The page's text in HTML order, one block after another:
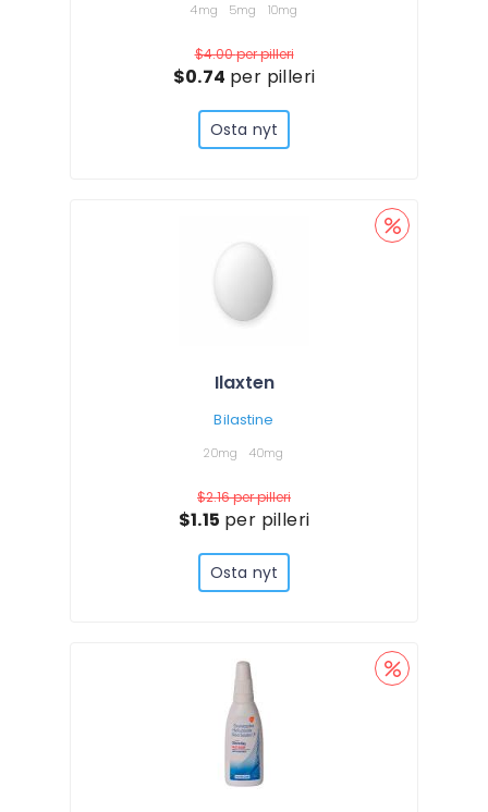
4mg 5mg 10mg
$4.00per pilleri
$0.74 per pilleri
Osta nyt
Ilaxten
Bilastine
20mg 40mg
$2.16per pilleri
$1.15 per pilleri
Osta nyt